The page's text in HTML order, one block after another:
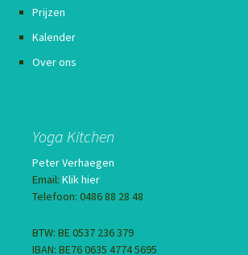
Prijzen
Kalender
Over ons
Yoga Kitchen
Peter Verhaegen
Email: Klik hier
Telefoon: 0486 88 28 48
BTW: BE 0537 236 379
IBAN: BE76 0635 4774 5695